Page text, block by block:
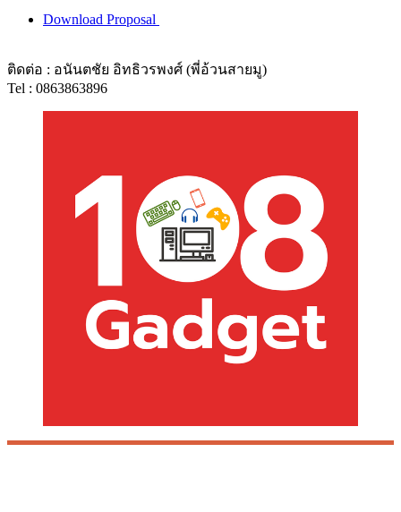
Download Proposal
ติดต่อ : อนันตชัย อิทธิวรพงศ์ (พี่อ้วนสายมู)
Tel : 0863863896